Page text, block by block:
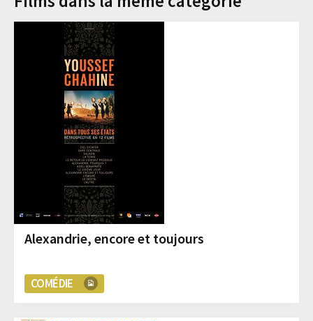
Alexandrie, encore et toujours
COMÉDIE